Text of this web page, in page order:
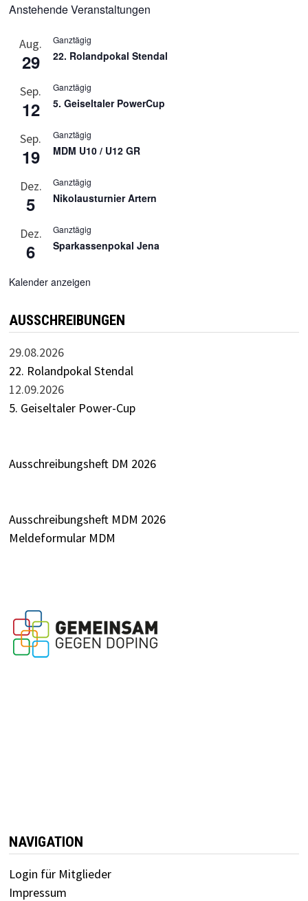
Anstehende Veranstaltungen
Aug.
29
Ganztägig
22. Rolandpokal Stendal
Sep.
12
Ganztägig
5. Geiseltaler PowerCup
Sep.
19
Ganztägig
MDM U10 / U12 GR
Dez.
5
Ganztägig
Nikolausturnier Artern
Dez.
6
Ganztägig
Sparkassenpokal Jena
Kalender anzeigen
AUSSCHREIBUNGEN
29.08.2026
22. Rolandpokal Stendal
12.09.2026
5. Geiseltaler Power-Cup
Ausschreibungsheft DM 2026
Ausschreibungsheft MDM 2026
Meldeformular MDM
NAVIGATION
Login für Mitglieder
Impressum